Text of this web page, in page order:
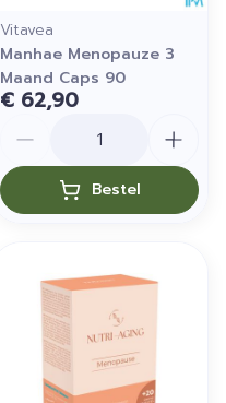
Vitavea
Manhae Menopauze 3
Maand Caps 90
€ 62,90
Bestel